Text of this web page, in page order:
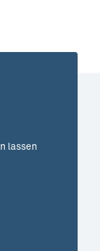
lassen